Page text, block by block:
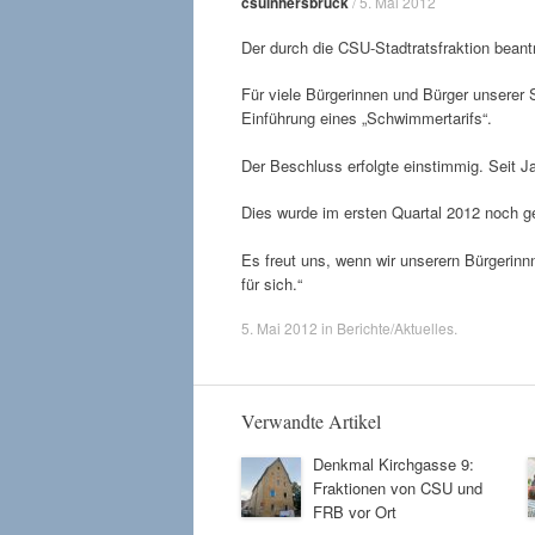
Der durch die CSU-Stadtratsfraktion
Für viele Bürgerinnen und Bürger
Einführung eines „Schwimmertarifs“.
Der Beschluss erfolgte einstimmig. Seit
Dies wurde im ersten Quartal 2012 noch
Es freut uns, wenn wir unserern
für sich.“
5. Mai 2012 in Berichte/Aktuelles
Verwandte Artikel
Denkmal Kirchgasse 9:
Fraktionen von CSU und
FRB vor Ort